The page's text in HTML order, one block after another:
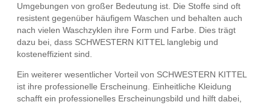
Umgebungen von großer Bedeutung ist. Die Stoffe sind oft
resistent gegenüber häufigem Waschen und behalten auch
nach vielen Waschzyklen ihre Form und Farbe. Dies trägt
dazu bei, dass SCHWESTERN KITTEL langlebig und
kosteneffizient sind.
Ein weiterer wesentlicher Vorteil von SCHWESTERN KITTEL
ist ihre professionelle Erscheinung. Einheitliche Kleidung
schafft ein professionelles Erscheinungsbild und hilft dabei,